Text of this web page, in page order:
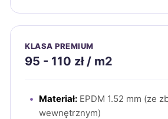
KLASA PREMIUM
95 - 110 zł / m2
Materiał: EPDM 1.52 mm (ze
wewnętrznym)